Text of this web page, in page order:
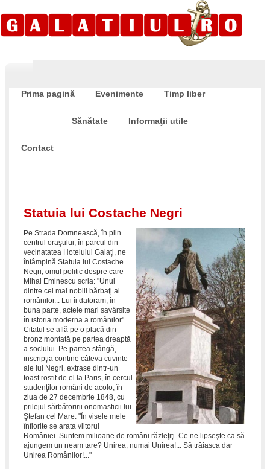
Prima pagină Evenimente Timp liber
Sănătate Informaţii utile
Contact
Statuia lui Costache Negri
Pe Strada Domnească, în plin
centrul oraşului, în parcul din
vecinatatea Hotelului Galaţi, ne
întâmpină Statuia lui Costache
Negri, omul politic despre care
Mihai Eminescu scria: "Unul
dintre cei mai nobili bărbaţi ai
românilor... Lui îi datoram, în
buna parte, actele mari savârsite
în istoria moderna a românilor".
Citatul se află pe o placă din
bronz montată pe partea dreaptă
a soclului. Pe partea stângă,
inscripţia contine câteva cuvinte
ale lui Negri, extrase dintr-un
toast rostit de el la Paris, în cercul
studenţilor români de acolo, în
ziua de 27 decembrie 1848, cu
prilejul sărbătoririi onomasticii lui
Ştefan cel Mare: "În visele mele
înflorite se arata viitorul
României. Suntem milioane de români răzleţiţi. Ce ne lipseşte ca să
ajungem un neam tare? Unirea, numai Unirea!... Să trăiasca dar
Unirea Românilor!..."